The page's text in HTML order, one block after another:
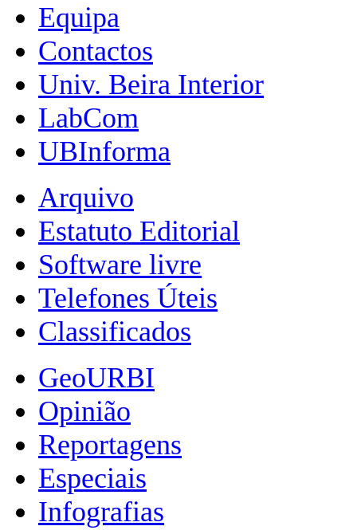
Equipa
Contactos
Univ. Beira Interior
LabCom
UBInforma
Arquivo
Estatuto Editorial
Software livre
Telefones Úteis
Classificados
GeoURBI
Opinião
Reportagens
Especiais
Infografias